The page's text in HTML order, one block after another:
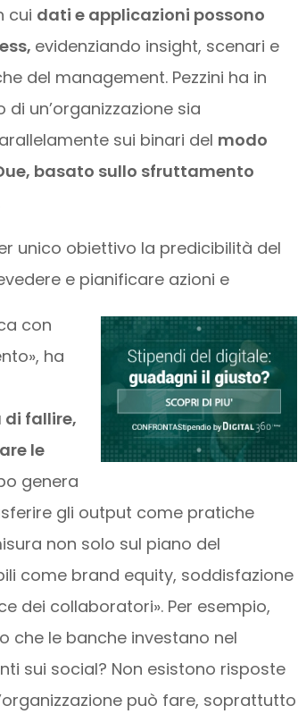
cui dati e applicazioni possono
evidenziando insight, scenari e
del management. Pezzini ha in
un’organizzazione sia
sui binari del modo
basato sullo sfruttamento
unico obiettivo la predicibilità del
e pianificare azioni e
con
ha
di fallire,
le
genera
gli output come pratiche
non solo sul piano del
come brand equity, soddisfazione
dei collaboratori». Per esempio,
che le banche investano nel
sui social? Non esistono risposte
può fare, soprattutto